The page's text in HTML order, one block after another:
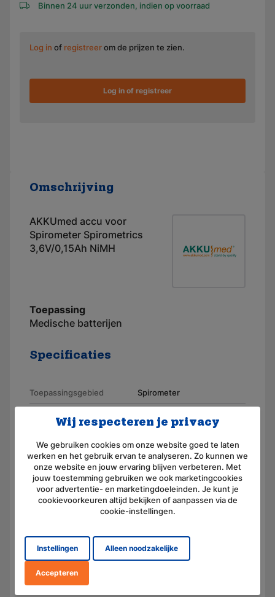
Binnen 24 uur verzonden, indien op voorraad
Log in of registreerom de prijzen te zien.
Log in of registreer
Omschrijving
AKKUmed accu voor
Spirometer Spirometrics
3,6V/0,15Ah NiMH
Toepassing
Medische batterijen
Specificaties
Toepassingsgebied Spirometer
Artikelnummer 110368
Aansluiting Contacten
Voltage (V) 3,6
Chemie Nikkel-Metaal-Hydride
Afmeting
Wij respecteren je privacy
We gebruiken cookies om onze website goed te laten
werken en het gebruik ervan te analyseren. Zo kunnen we
onze website en jouw ervaring blijven verbeteren. Met
jouw toestemming gebruiken we ook marketingcookies
voor advertentie- en marketingdoeleinden. Je kunt je
cookievoorkeuren altijd bekijken of aanpassen via de
cookie-instellingen.
Instellingen Alleen noodzakelijke
Accepteren